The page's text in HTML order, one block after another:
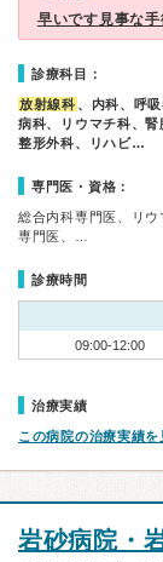
早いです見事な
診療科目：
放射線科 、内科、呼
病科、リウマチ科、腎
整形外科、リハビ…
専門医・資格：
総合内科専門医、リ
専門医、…
診療時間
09:00-12:00
治療実績
この病院の治療実績を
岩砂病院・